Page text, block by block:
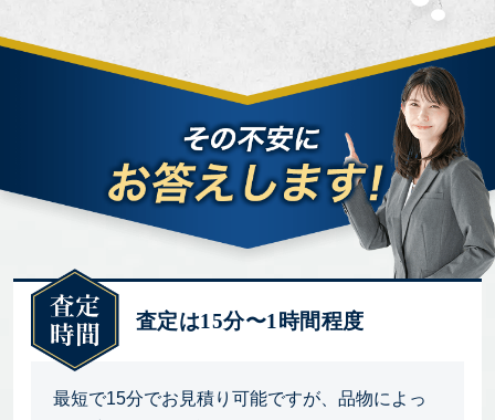
査定は15分〜1時間程度
最短で15分でお見積り可能ですが、品物によっ